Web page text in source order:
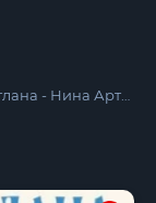
- Нина Артюхова